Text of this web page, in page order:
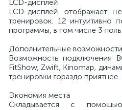
LCD-дисплей
LCD-дисплей отображает
тренировок. 12 интуитивно
программы, в том числе 3
Дополнительные возможности
Возможность подключения
FitShow, Zwift, Kinomap,
тренировки гораздо приятнее.
Экономия места
Складывается с